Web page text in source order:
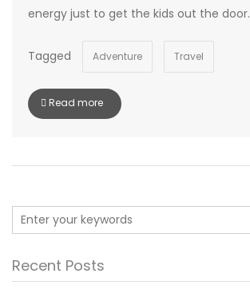
energy just to get the kids out the door.
Tagged Adventure Travel
Read more
Recent Posts